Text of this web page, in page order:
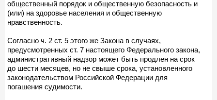
общественный порядок и общественную безопасность и
(или) на здоровье населения и общественную
нравственность.
Согласно ч. 2 ст. 5 этого же Закона в случаях,
предусмотренных ст. 7 настоящего Федерального закона,
административный надзор может быть продлен на срок
до шести месяцев, но не свыше срока, установленного
законодательством Российской Федерации для
погашения судимости.